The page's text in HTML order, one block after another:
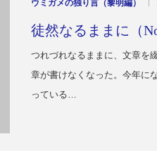
ウミガメの独り言（黎明編） |
徒然なるままに（
つれづれなるままに、文章を
章が書けなくなった。今年に
っている…